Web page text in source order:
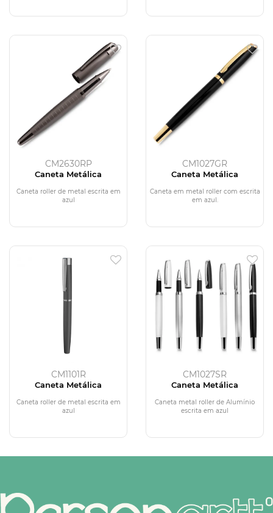
CM2630RP
Caneta Metálica
Caneta roller de metal escrita em
azul
CM1027GR
Caneta Metálica
Caneta em metal roller com escrita
em azul.
CM1101R
Caneta Metálica
Caneta roller de metal escrita em
azul
CM1027SR
Caneta Metálica
Caneta metal roller de Alumínio
escrita em azul